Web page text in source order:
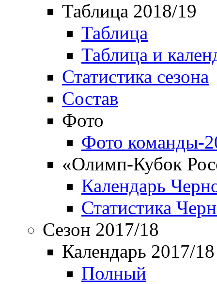
Таблица 2018/19
Таблица
Таблица и
Статистика сезона
Состав
Фото
Фото команды-
«Олимп-Кубок
Календарь
Статистика
Сезон 2017/18
Календарь 2017/18
Полный